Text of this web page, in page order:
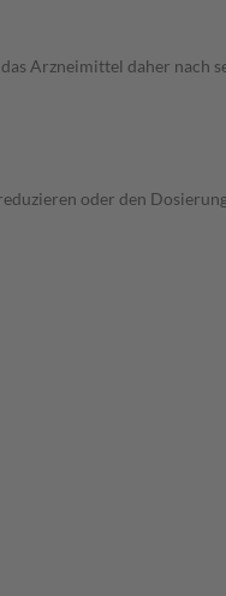
Arzneimittel daher nach
oder den